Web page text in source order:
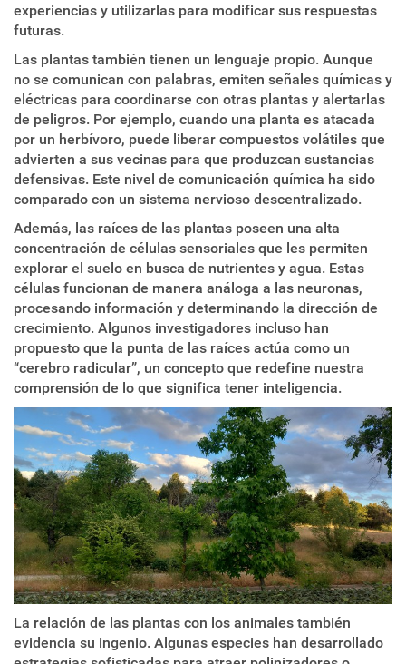
experiencias y utilizarlas para modificar sus respuestas
futuras.
Las plantas también tienen un lenguaje propio. Aunque
no se comunican con palabras, emiten señales químicas y
eléctricas para coordinarse con otras plantas y alertarlas
de peligros. Por ejemplo, cuando una planta es atacada
por un herbívoro, puede liberar compuestos volátiles que
advierten a sus vecinas para que produzcan sustancias
defensivas. Este nivel de comunicación química ha sido
comparado con un sistema nervioso descentralizado.
Además, las raíces de las plantas poseen una alta
concentración de células sensoriales que les permiten
explorar el suelo en busca de nutrientes y agua. Estas
células funcionan de manera análoga a las neuronas,
procesando información y determinando la dirección de
crecimiento. Algunos investigadores incluso han
propuesto que la punta de las raíces actúa como un
“cerebro radicular”, un concepto que redefine nuestra
comprensión de lo que significa tener inteligencia.
La relación de las plantas con los animales también
evidencia su ingenio. Algunas especies han desarrollado